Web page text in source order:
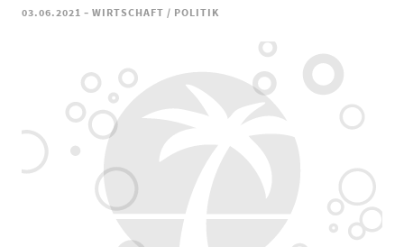
03.06.2021 - WIRTSCHAFT / POLITIK